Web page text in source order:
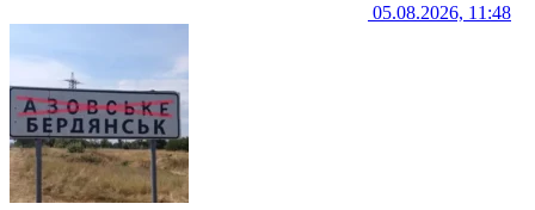
05.08.2026, 11:48